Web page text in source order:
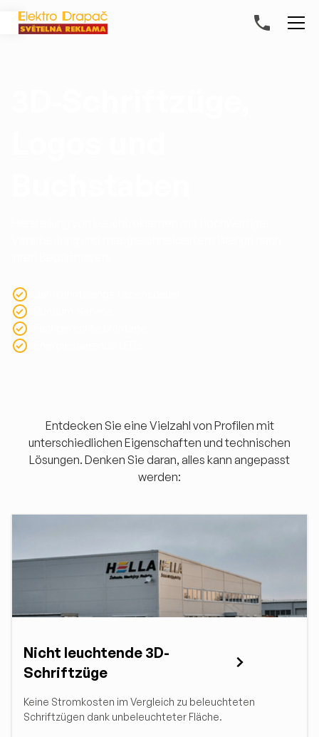
Entdecken Sie eine Vielzahl von Profilen mit
unterschiedlichen Eigenschaften und technischen
Lösungen. Denken Sie daran, alles kann angepasst
werden:
Nicht leuchtende 3D-
Schriftzüge
Keine Stromkosten im Vergleich zu beleuchteten
Schriftzügen dank unbeleuchteter Fläche.